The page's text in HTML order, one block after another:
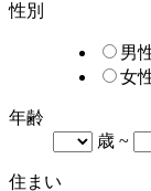
性別
男
女
年齢
歳 ~
住まい